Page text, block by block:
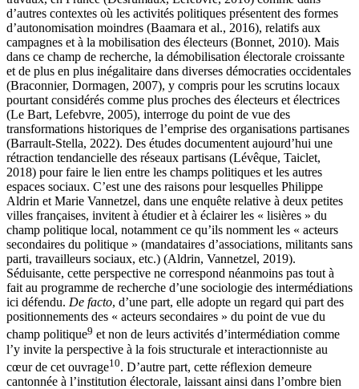
d’autres contextes où les activités politiques présentent des formes
d’autonomisation moindres (Baamara et al., 2016), relatifs aux
campagnes et à la mobilisation des électeurs (Bonnet, 2010). Mais
dans ce champ de recherche, la démobilisation électorale croissante
et de plus en plus inégalitaire dans diverses démocraties occidentales
(Braconnier, Dormagen, 2007), y compris pour les scrutins locaux
pourtant considérés comme plus proches des électeurs et électrices
(Le Bart, Lefebvre, 2005), interroge du point de vue des
transformations historiques de l’emprise des organisations partisanes
(Barrault-Stella, 2022). Des études documentent aujourd’hui une
rétraction tendancielle des réseaux partisans (Lévêque, Taiclet,
2018) pour faire le lien entre les champs politiques et les autres
espaces sociaux. C’est une des raisons pour lesquelles Philippe
Aldrin et Marie Vannetzel, dans une enquête relative à deux petites
villes françaises, invitent à étudier et à éclairer les « lisières » du
champ politique local, notamment ce qu’ils nomment les « acteurs
secondaires du politique » (mandataires d’associations, militants sans
parti, travailleurs sociaux, etc.) (Aldrin, Vannetzel, 2019).
Séduisante, cette perspective ne correspond néanmoins pas tout à
fait au programme de recherche d’une sociologie des intermédiations
ici défendu. De facto, d’une part, elle adopte un regard qui part des
positionnements des « acteurs secondaires » du point de vue du
champ politique9 et non de leurs activités d’intermédiation comme
l’y invite la perspective à la fois structurale et interactionniste au
cœur de cet ouvrage10. D’autre part, cette réflexion demeure
cantonnée à l’institution électorale, laissant ainsi dans l’ombre bien